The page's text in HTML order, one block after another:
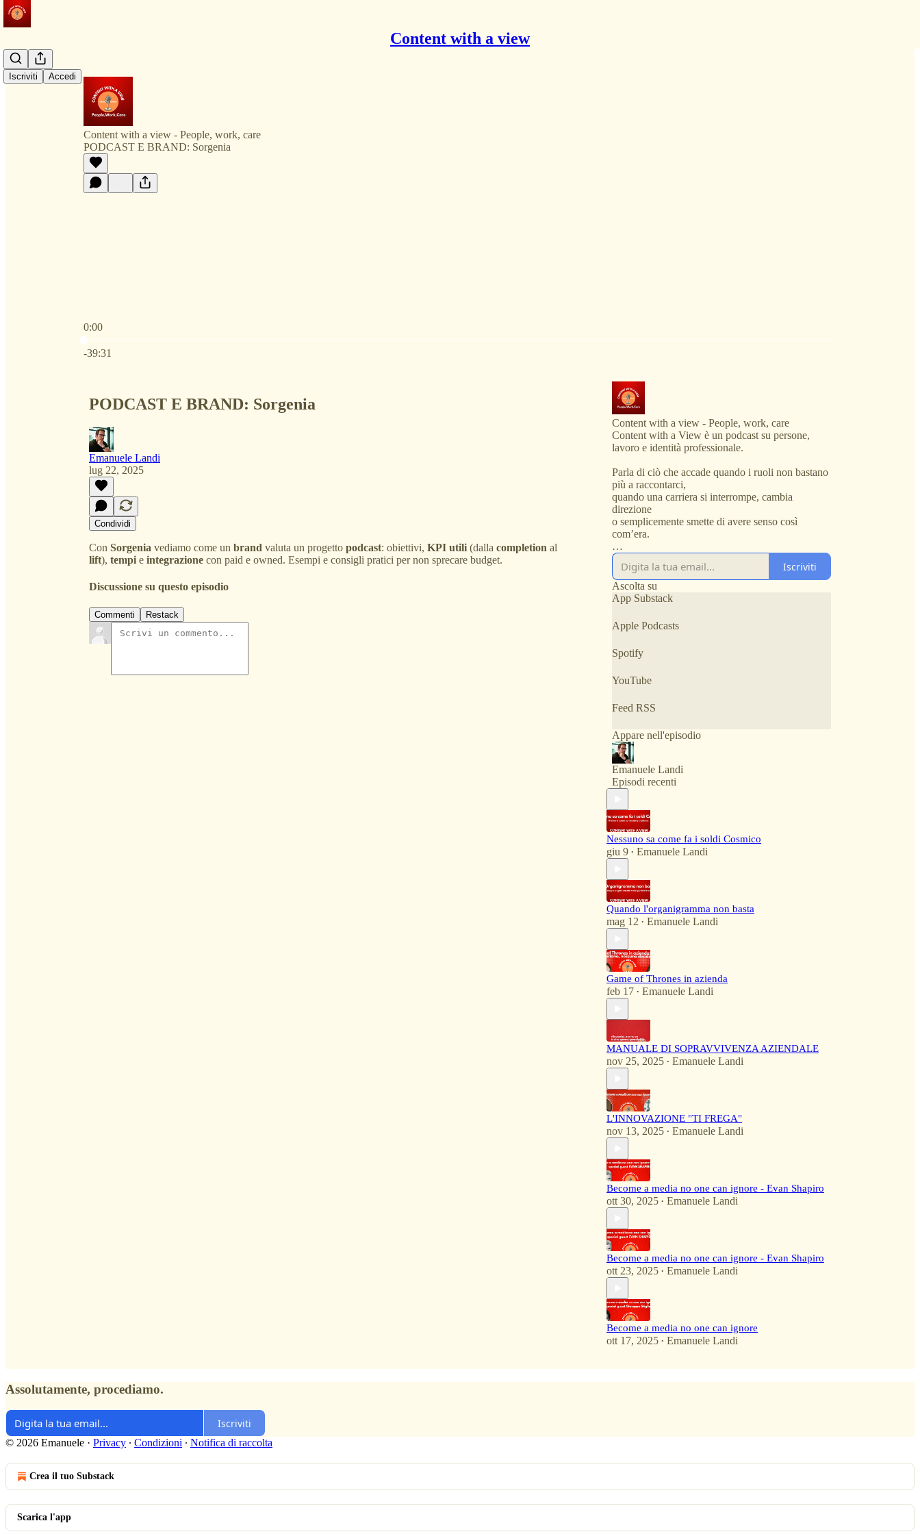
Content with a view
Iscriviti Accedi
Content with a view - People, work, care
PODCAST E BRAND: Sorgenia
0:00
-39:31
PODCAST E BRAND: Sorgenia
Emanuele Landi
lug 22, 2025
Condividi
Con Sorgenia vediamo come un brand valuta un progetto podcast: obiettivi, KPI utili (dalla completion al
lift), tempi e integrazione con paid e owned. Esempi e consigli pratici per non sprecare budget.
Discussione su questo episodio
Commenti Restack
Content with a view - People, work, care
Content with a View è un podcast su persone,
lavoro e identità professionale.
Parla di ciò che accade quando i ruoli non bastano
più a raccontarci,
quando una carriera si interrompe, cambia
direzione
o semplicemente smette di avere senso così
com’era.
Attraverso conversazioni e storie personali, il
podcast esplora:
l’identità professionale
le transizioni e le reinvenzioni
Altri raccontano storie di reinvenzione: momenti in
hanno dovuto rimettere in discussione un ruolo, un
Iscriviti
Ascolta su
App Substack
Apple Podcasts
Spotify
YouTube
Feed RSS
Appare nell'episodio
Emanuele Landi
Episodi recenti
Nessuno sa come fa i soldi Cosmico
giu 9 • Emanuele Landi
Quando l'organigramma non basta
mag 12 • Emanuele Landi
Game of Thrones in azienda
feb 17 • Emanuele Landi
MANUALE DI SOPRAVVIVENZA AZIENDALE
nov 25, 2025 • Emanuele Landi
L'INNOVAZIONE "TI FREGA"
nov 13, 2025 • Emanuele Landi
Become a media no one can ignore - Evan Shapiro
ott 30, 2025 • Emanuele Landi
Become a media no one can ignore - Evan Shapiro
ott 23, 2025 • Emanuele Landi
Become a media no one can ignore
ott 17, 2025 • Emanuele Landi
Assolutamente, procediamo.
Iscriviti
© 2026 Emanuele · Privacy ∙ Condizioni ∙ Notifica di raccolta
Crea il tuo Substack
Scarica l'app